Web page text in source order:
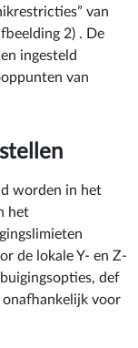
van
2) . De
ingesteld
van
worden in het
het
de lokale Y- en Z-
def
onafhankelijk voor